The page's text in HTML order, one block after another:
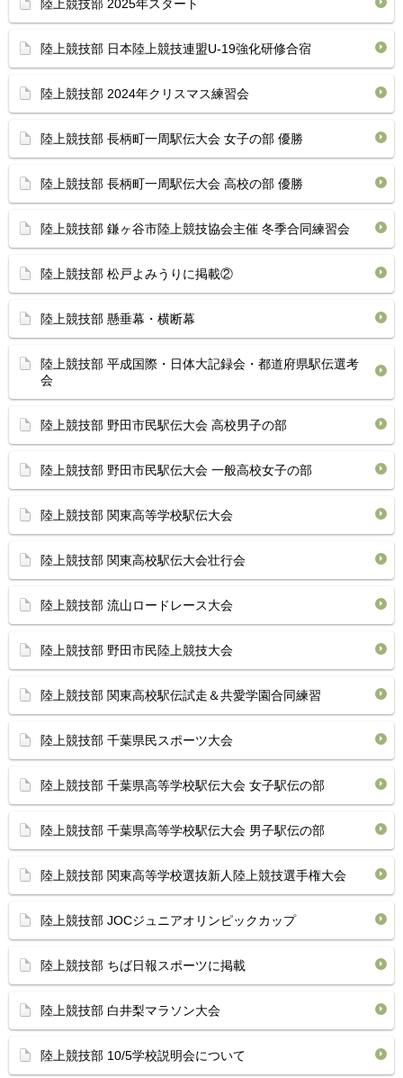
陸上競技部 2025年スタート
陸上競技部 日本陸上競技連盟U-19強化研修合宿
陸上競技部 2024年クリスマス練習会
陸上競技部 長柄町一周駅伝大会 女子の部 優勝
陸上競技部 長柄町一周駅伝大会 高校の部 優勝
陸上競技部 鎌ヶ谷市陸上競技協会主催 冬季合同練習会
陸上競技部 松戸よみうりに掲載②
陸上競技部 懸垂幕・横断幕
陸上競技部 平成国際・日体大記録会・都道府県駅伝選考
会
陸上競技部 野田市民駅伝大会 高校男子の部
陸上競技部 野田市民駅伝大会 一般高校女子の部
陸上競技部 関東高等学校駅伝大会
陸上競技部 関東高校駅伝大会壮行会
陸上競技部 流山ロードレース大会
陸上競技部 野田市民陸上競技大会
陸上競技部 関東高校駅伝試走＆共愛学園合同練習
陸上競技部 千葉県民スポーツ大会
陸上競技部 千葉県高等学校駅伝大会 女子駅伝の部
陸上競技部 千葉県高等学校駅伝大会 男子駅伝の部
陸上競技部 関東高等学校選抜新人陸上競技選手権大会
陸上競技部 JOCジュニアオリンピックカップ
陸上競技部 ちば日報スポーツに掲載
陸上競技部 白井梨マラソン大会
陸上競技部 10/5学校説明会について